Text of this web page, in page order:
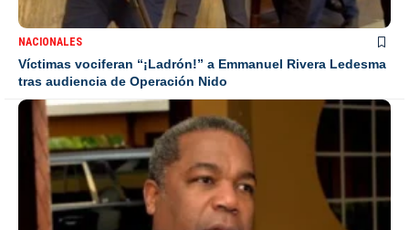
NACIONALES
Víctimas vociferan “¡Ladrón!” a Emmanuel Rivera Ledesma
tras audiencia de Operación Nido